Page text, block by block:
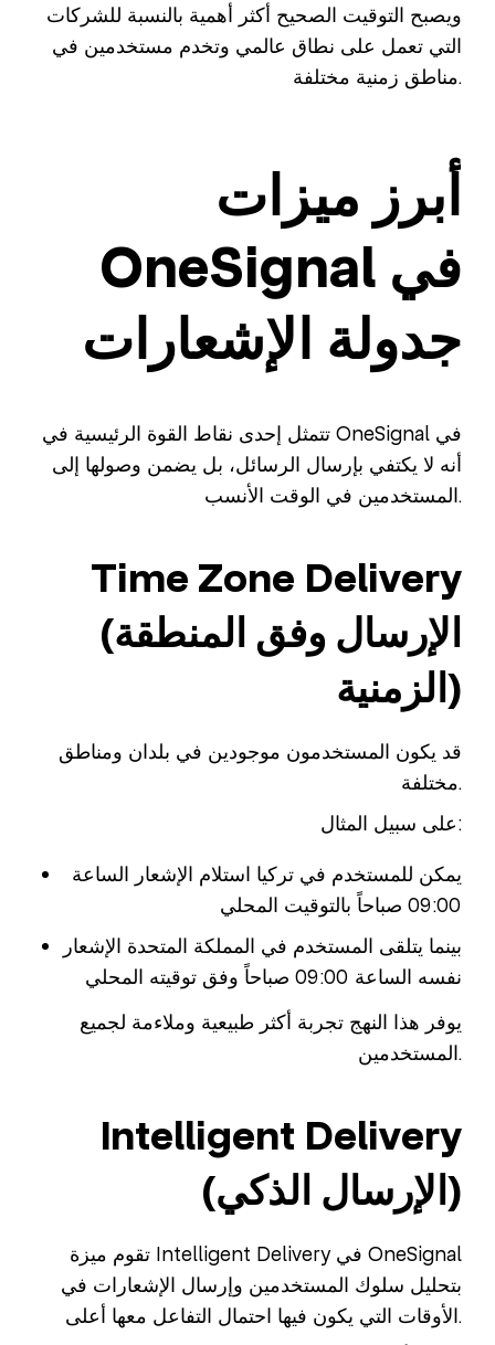
ويصبح التوقيت الصحيح أكثر أهمية بالنسبة للشركات
التي تعمل على نطاق عالمي وتخدم مستخدمين في
مناطق زمنية مختلفة.
أبرز ميزات
OneSignal في
جدولة الإشعارات
تتمثل إحدى نقاط القوة الرئيسية في OneSignal في
أنه لا يكتفي بإرسال الرسائل، بل يضمن وصولها إلى
المستخدمين في الوقت الأنسب.
Time Zone Delivery
(الإرسال وفق المنطقة
الزمنية)
قد يكون المستخدمون موجودين في بلدان ومناطق
مختلفة.
على سبيل المثال:
يمكن للمستخدم في تركيا استلام الإشعار الساعة
09:00 صباحاً بالتوقيت المحلي
بينما يتلقى المستخدم في المملكة المتحدة الإشعار
نفسه الساعة 09:00 صباحاً وفق توقيته المحلي
يوفر هذا النهج تجربة أكثر طبيعية وملاءمة لجميع
المستخدمين.
Intelligent Delivery
(الإرسال الذكي)
تقوم ميزة Intelligent Delivery في OneSignal
بتحليل سلوك المستخدمين وإرسال الإشعارات في
الأوقات التي يكون فيها احتمال التفاعل معها أعلى.